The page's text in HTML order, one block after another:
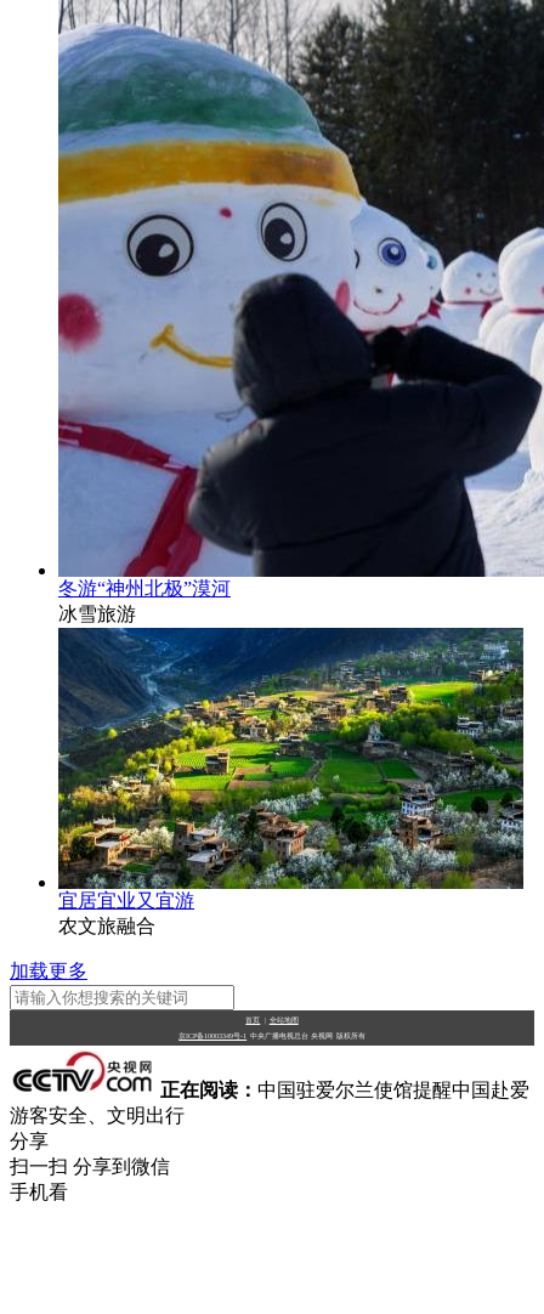
冬游“神州北极”漠河
冰雪旅游
宜居宜业又宜游
农文旅融合
加载更多
首页 全站地图
京ICP备10003349号-1 中央广播电视总台 央视网 版权所有
正在阅读： 中国驻爱尔兰使馆提醒中国赴爱
游客安全、文明出行
分享
扫一扫 分享到微信
手机看